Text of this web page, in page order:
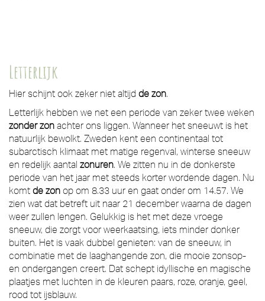
Letterlijk
Hier schijnt ook zeker niet altijd de zon.
Letterlijk hebben we net een periode van zeker twee weken
zonder zon achter ons liggen. Wanneer het sneeuwt is het
natuurlijk bewolkt. Zweden kent een continentaal tot
subarctisch klimaat met matige regenval, winterse sneeuw
en redelijk aantal zonuren. We zitten nu in de donkerste
periode van het jaar met steeds korter wordende dagen. Nu
komt de zon op om 8.33 uur en gaat onder om 14.57. We
zien wat dat betreft uit naar 21 december waarna de dagen
weer zullen lengen. Gelukkig is het met deze vroege
sneeuw, die zorgt voor weerkaatsing, iets minder donker
buiten. Het is vaak dubbel genieten: van de sneeuw, in
combinatie met de laaghangende zon, die mooie zonsop-
en ondergangen creert. Dat schept idyllische en magische
plaatjes met luchten in de kleuren paars, roze, oranje, geel,
rood tot ijsblauw.